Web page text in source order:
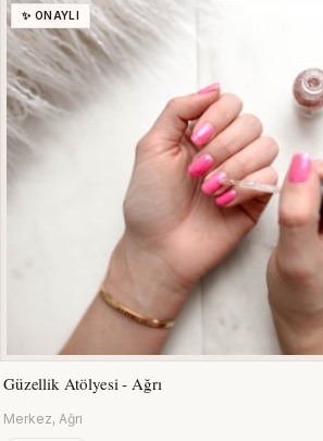
✨ ONAYLI
Güzellik Atölyesi - Ağrı
Merkez, Ağrı